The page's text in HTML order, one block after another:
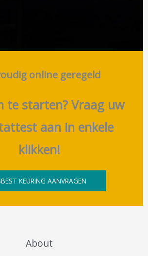
online geregeld
te starten? Vraag uw
aan in enkele
klikken!
KEURING AANVRAGEN
About